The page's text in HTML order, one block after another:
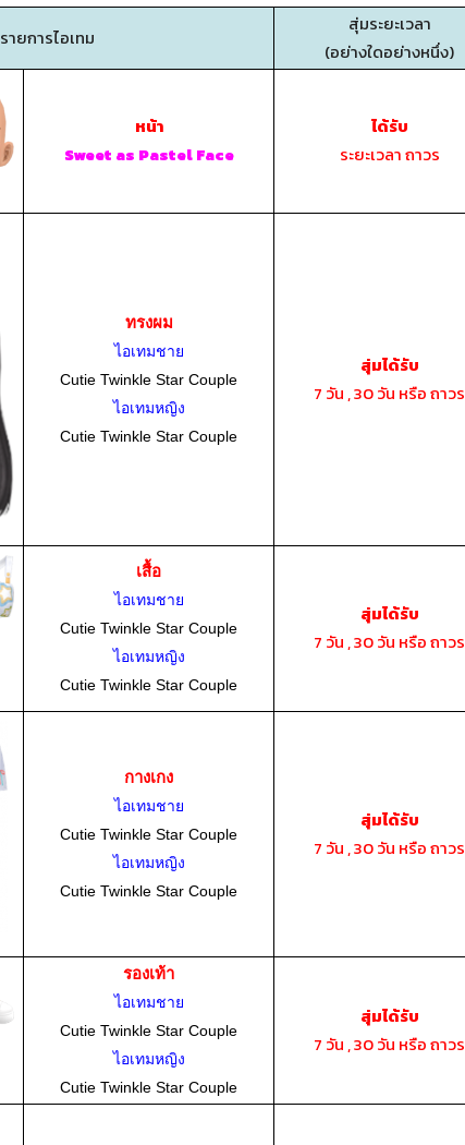
รายการไอเทม
สุ่มระยะเวลา
(อย่างใดอย่างหนึ่ง)
หน้า
Sweet as Pastel Face
ได้รับ
ระยะเวลา ถาวร
ทรงผม
ไอเทมชาย
Cutie Twinkle Star Couple
ไอเทมหญิง
Cutie Twinkle Star Couple
สุ่มได้รับ
7 วัน , 30 วัน หรือ ถาวร
เสื้อ
ไอเทมชาย
Cutie Twinkle Star Couple
ไอเทมหญิง
Cutie Twinkle Star Couple
สุ่มได้รับ
7 วัน , 30 วัน หรือ ถาวร
กางเกง
ไอเทมชาย
Cutie Twinkle Star Couple
ไอเทมหญิง
Cutie Twinkle Star Couple
สุ่มได้รับ
7 วัน , 30 วัน หรือ ถาวร
รองเท้า
ไอเทมชาย
Cutie Twinkle Star Couple
ไอเทมหญิง
Cutie Twinkle Star Couple
สุ่มได้รับ
7 วัน , 30 วัน หรือ ถาวร